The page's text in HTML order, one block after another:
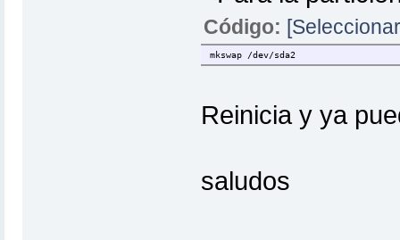
Código:
mkswap /dev/sda2
Reinicia y ya
saludos